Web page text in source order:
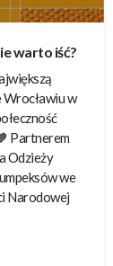
warto iść?
Wrocławiu w
Partnerem
Odzieży
we
Narodowej